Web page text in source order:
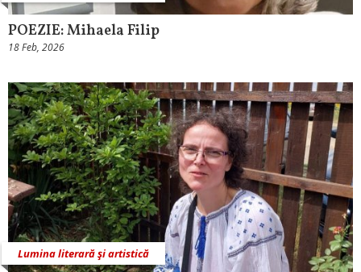
POEZIE: Mihaela Filip
18 Feb, 2026
Lumina literară şi artistică